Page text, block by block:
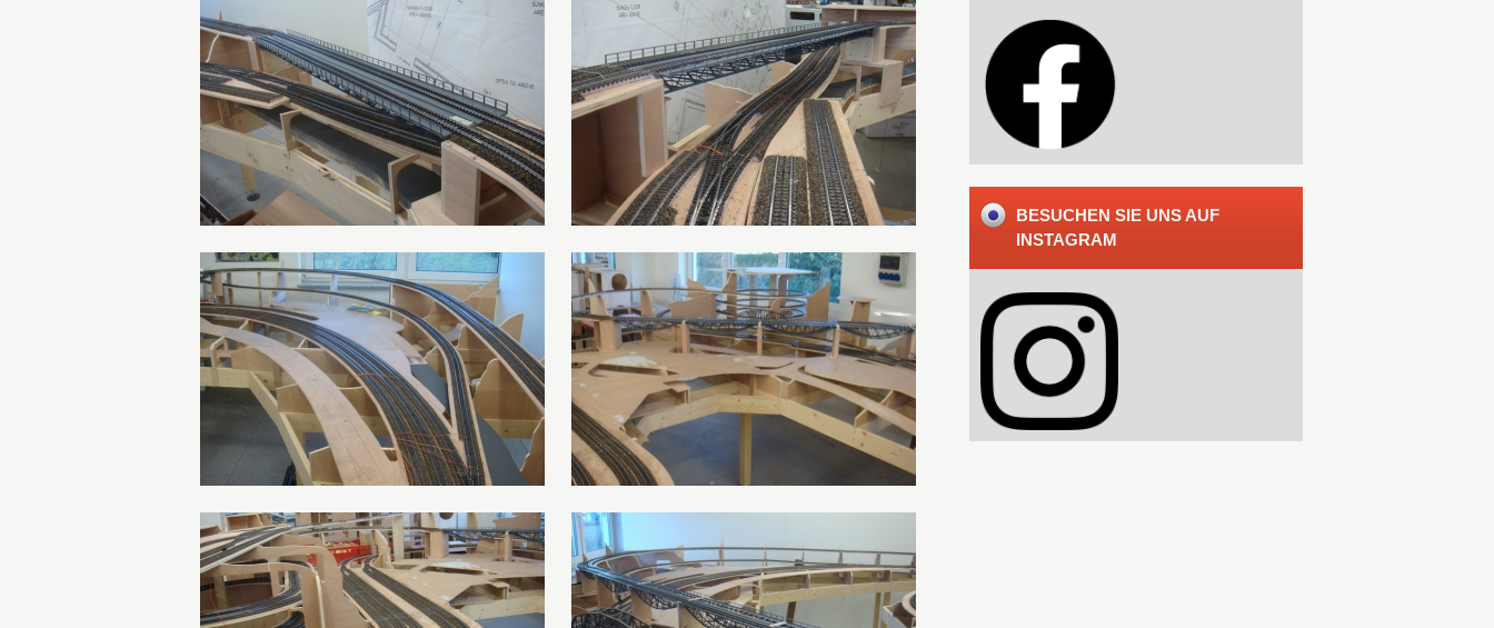
BESUCHEN SIE UNS AUF
INSTAGRAM